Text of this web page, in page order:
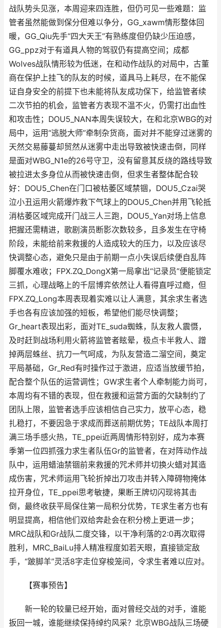
战队势头见涨，本周迎来四连胜，但仍可见一些难题：监
管者虽然能做到保分但难以争分，GG_xawm情形整体回
暖，GG_Qiu先手“四大天王”有熟练度但仍缺少压迫感，
GG_ppz对于有道具人物的驾驭仍有提高空间；成都
Wolves战队情形较为低迷，在和动作战队的对局中，古董
商在保护上挂飞的队友的时候，道具马上耗尽，在不能保
证自身安全的前提下也未能将队友成功保下，给监管者续
二次节拍的机会，监管者方表现不温不火，仍需打出血性
和攻击性；DOU5_NAN本周失误较大，在和北京WBG的对
局中，运用“逃脱大师”牵制杂货商，面对并不能穿过迷雾的
天然交易藤蔓却贸然从迷雾中走出导致被快速击倒，同样
是面对WBG_N1e的26号守卫，没有留意其反绕的路线导致
被拉进太多身位从而被快速击倒，但求生者整体配合较
好：DOU5_Chen在门口被枯萎区域禁锢，DOU5_Czai哭
泣小丑运用火箭爆炸救下气球上的DOU5_Chen并用飞轮抵
消枯萎区域完成开门战三人三跑，DOU5_Yan对场上信息
把握还需精进，歌剧演员断影次数较多，且多发生在守椅
阶段，未能给前来救援的人造成较大的压力，以及应该尽
快调整心态，避免只是由于前期一点小失误后续便自乱阵
脚覆水难收；FPX.ZQ_DongX第一局拿出“记录员”便能锁定
三抓，心理战略上的千层博弈依然让人看得直呼过瘾，但
FPX.ZQ_Long本周表现着实难以让人满意，其余求生者选
手也各有应该加强的短板，希望他们能尽快调整；
Gr_heart表现出彩，面对TE_suda蜘蛛，队友救人震慑，
及时赶到战场利用火箭将监管者眩晕，极点卡半救人、蹭
掉两层蛛丝、抗刀一气呵成，为队友营造二溜空间，奠定
平局基础，Gr_Red有时操作过于激进，应适当放缓节拍，
配合整个队伍的运营调性；GW求生者个人牵制能力尚可，
本周均有不错的表现，但在救援和运营方面的欠缺制约了
团队上限，监管者选手应该相信自己实力，放平心态，稳
扎稳打，不要因急于求成而葬送前期优势；TE战队本周打
满三场手感火热，TE_ppei近两周情形特别好，成为本赛
季第一位四抓强力求生者队伍Gr的监管者，在对阵动作战
队中，运用蜡油禁锢前来救援的咒术师并切换火蜡对其造
成伤害，咒术师运用飞轮折掉出刀攻击并转入障碍物掩体
拉开身位，TE_ppei思考敏捷，果断王牌切闪现将其击
倒，最终收获平局保住第一局积分优势，TE求生者方也有
明显提高，相信他们双给奔赴会在积分榜上更进一步；
MRC战队和Gr战队二度交锋，以干净利落的2:0再次取得
胜利，MRC_BaiLu排人精准程度如若天眼，直接锁定敌
手，“跛脚羊”灵活8字走位穿梭笼间，令求生者难以应对。
【赛事预告】
新一轮的较量已经开始，面对曾经交战的对手，谁能
扳回一城，谁能继续保持绰约风采？北京WBG战队三场硬